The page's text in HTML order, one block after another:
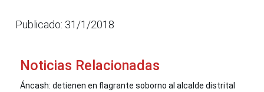
Publicado: 31/1/2018
Noticias Relacionadas
Áncash: detienen en flagrante soborno al alcalde distrital